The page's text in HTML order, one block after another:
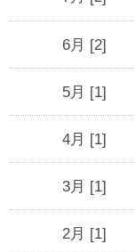
6月 [2]
5月 [1]
4月 [1]
3月 [1]
2月 [1]